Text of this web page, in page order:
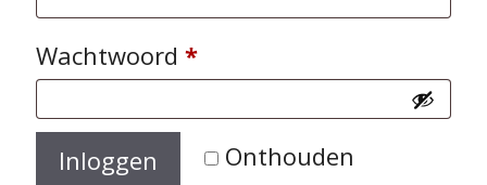
Wachtwoord *Vereist
Onthouden
Inloggen